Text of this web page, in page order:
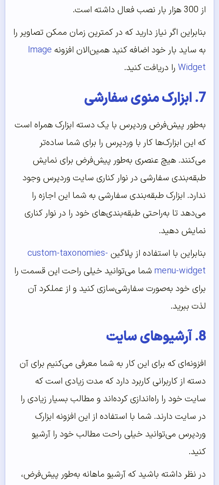
از 300 هزار بار نصب فعال داشته است.
بنابراین اگر نیاز دارید که در کمترین زمان ممکن تصاویر را
به ساید بار خود اضافه کنید همین‌الان افزونه Image
Widget را دریافت کنید.
7. ابزارک منوی سفارشی
به‌طور پیش‌فرض وردپرس با یک دسته ابزارک همراه است
که این ابزارک‌ها کار با وردپرس را برای شما ساده‌تر
می‌کنند. هیچ عنصری به‌طور پیش‌فرض برای نمایش
طبقه‌بندی سفارشی در نوار کناری سایت وردپرس وجود
ندارد. ابزارک طبقه‌بندی سفارشی به شما این اجازه را
می‌دهد تا به‌راحتی طبقه‌بندی‌های خود را در نوار کناری
نمایش دهید.
بنابراین با استفاده از پلاگین custom-taxonomies-
menu-widget شما می‌توانید خیلی راحت این قسمت را
برای خود به‌صورت سفارشی‌سازی کنید و از عملکرد آن
لذت ببرید.
8. آرشیوهای سایت
افزونه‌ای که برای این کار به شما معرفی می‌کنیم برای آن
دسته از کاربرانی کاربرد دارد که مدت زیادی است که
سایت خود را راه‌اندازی کرده‌اند و مطالب بسیار زیادی را
در سایت دارند. شما با استفاده از این افزونه ابزارک
وردپرس می‌توانید خیلی راحت مطالب خود را آرشیو
کنید.
در نظر داشته باشید که آرشیو ماهانه به‌طور پیش‌فرض،